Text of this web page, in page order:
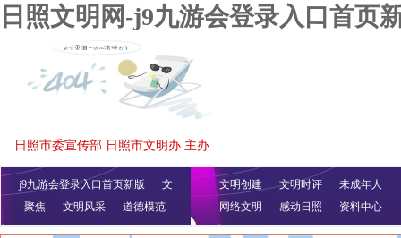
日照文明网-j9九游会登录入口首页
日照市委宣传部 日照市文明办 主办
j9九游会登录入口首页新版
文
明播报
公益视频
聚焦 文明风采 道德模范
文明创建 文明时评
未成年人
网络文明
感动日照 资料中心